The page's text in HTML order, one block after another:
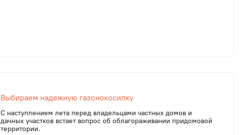
Выбираем надежную газонокосилку
С наступлением лета перед владельцами частных домов и
дачных участков встает вопрос об облагораживании придомовой
территории.